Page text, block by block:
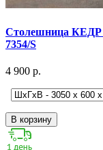
Столешница КЕДР
7354/S
4 900 р.
В корзину